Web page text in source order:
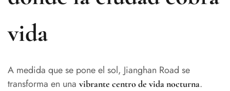
vida
A medida que se pone el sol, Jianghan Road se
transforma en una vibrante centro de vida nocturna.